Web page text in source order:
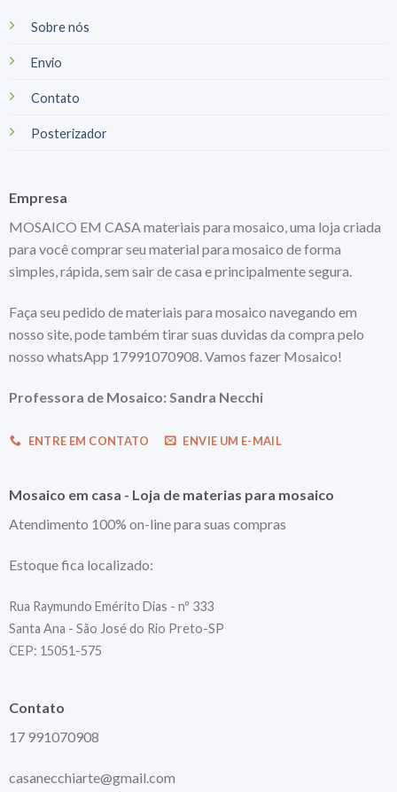
Sobre nós
Envio
Contato
Posterizador
Empresa
MOSAICO EM CASA materiais para mosaico, uma loja criada
para você comprar seu material para mosaico de forma
simples, rápida, sem sair de casa e principalmente segura.
Faça seu pedido de materiais para mosaico navegando em
nosso site, pode também tirar suas duvidas da compra pelo
nosso whatsApp 17991070908. Vamos fazer Mosaico!
Professora de Mosaico: Sandra Necchi
ENTRE EM CONTATO ENVIE UM E-MAIL
Mosaico em casa - Loja de materias para mosaico
Atendimento 100% on-line para suas compras
Estoque fica localizado:
Rua Raymundo Emérito Dias - nº 333
Santa Ana - São José do Rio Preto-SP
CEP: 15051-575
Contato
17 991070908
casanecchiarte@gmail.com